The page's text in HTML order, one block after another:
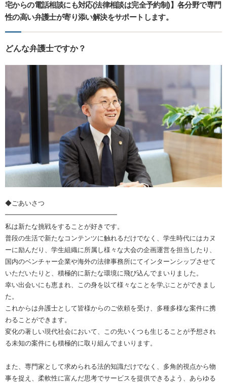
宅からの電話相談にも対応(法律相談は完全予約制)】各分野で専門
性の高い弁護士が寄り添い解決をサポートします。
どんな弁護士ですか？
◆ごあいさつ
━━━━━━━━━━━━━━━━━
私は新たな挑戦をすることが好きです。
普段の生活で新たなコンテンツに触れるだけでなく、学生時代にはカヌ
ーに励んだり、学生組織に所属し様々な大会の企画運営を担当したり、
国内のベンチャー企業や海外の法律事務所にてインターンシップさせて
いただいたりと、積極的に新たな環境に飛び込んでまいりました。
幸い出会いにも恵まれ、この身を以て様々なことを学ぶことができまし
た。
これからは弁護士として皆様からのご依頼を受け、多種多様な案件に携
わることができます。
変化の著しい現代社会において、この先いくつも生じることが予想され
る未知の案件にも積極的に取り組んでまいります。
また、専門家として求められる法的知識だけでなく、多角的視点から物
事を捉え、柔軟性に富んだ思考でサービスを提供できるよう、あらゆる